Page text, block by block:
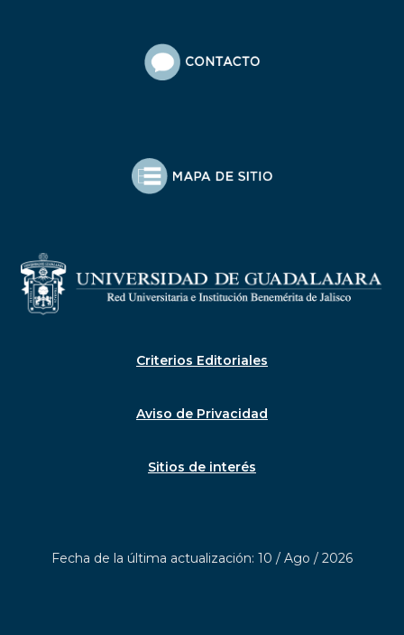
Criterios Editoriales
Aviso de Privacidad
Sitios de interés
Fecha de la última actualización: 10 / Ago / 2026